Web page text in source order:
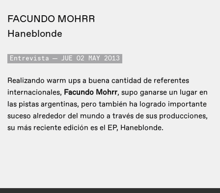
FACUNDO MOHRR
Haneblonde
Entrevista JUE 02 MAY 2013
Realizando warm ups a buena cantidad de referentes
internacionales, Facundo Mohrr, supo ganarse un lugar en
las pistas argentinas, pero también ha logrado importante
suceso alrededor del mundo a través de sus producciones,
su más reciente edición es el EP, Haneblonde.